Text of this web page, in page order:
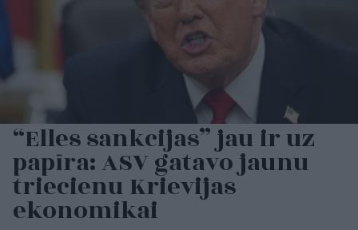
“Elles sankcijas” jau ir uz
papīra: ASV gatavo jaunu
triecienu Krievijas
ekonomikai